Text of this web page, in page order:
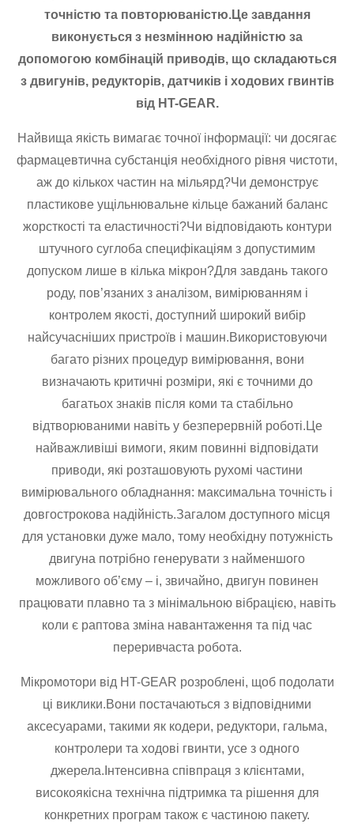
точністю та повторюваністю.Це завдання
виконується з незмінною надійністю за
допомогою комбінацій приводів, що складаються
з двигунів, редукторів, датчиків і ходових гвинтів
від HT-GEAR.
Найвища якість вимагає точної інформації: чи досягає
фармацевтична субстанція необхідного рівня чистоти,
аж до кількох частин на мільярд?Чи демонструє
пластикове ущільнювальне кільце бажаний баланс
жорсткості та еластичності?Чи відповідають контури
штучного суглоба специфікаціям з допустимим
допуском лише в кілька мікрон?Для завдань такого
роду, пов’язаних з аналізом, вимірюванням і
контролем якості, доступний широкий вибір
найсучасніших пристроїв і машин.Використовуючи
багато різних процедур вимірювання, вони
визначають критичні розміри, які є точними до
багатьох знаків після коми та стабільно
відтворюваними навіть у безперервній роботі.Це
найважливіші вимоги, яким повинні відповідати
приводи, які розташовують рухомі частини
вимірювального обладнання: максимальна точність і
довгострокова надійність.Загалом доступного місця
для установки дуже мало, тому необхідну потужність
двигуна потрібно генерувати з найменшого
можливого об’єму – і, звичайно, двигун повинен
працювати плавно та з мінімальною вібрацією, навіть
коли є раптова зміна навантаження та під час
переривчаста робота.
Мікромотори від HT-GEAR розроблені, щоб подолати
ці виклики.Вони постачаються з відповідними
аксесуарами, такими як кодери, редуктори, гальма,
контролери та ходові гвинти, усе з одного
джерела.Інтенсивна співпраця з клієнтами,
високоякісна технічна підтримка та рішення для
конкретних програм також є частиною пакету.